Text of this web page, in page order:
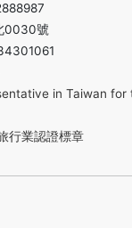
0030號
in Taiwan for
行業認證標章